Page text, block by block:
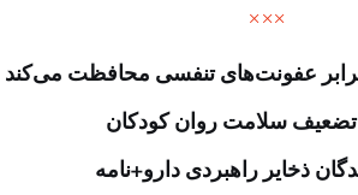
برابر عفونت‌های تنفسی محافظت می‌کند
تضعیف سلامت روان کودکان
ذخایر راهبردی دارو+نامه